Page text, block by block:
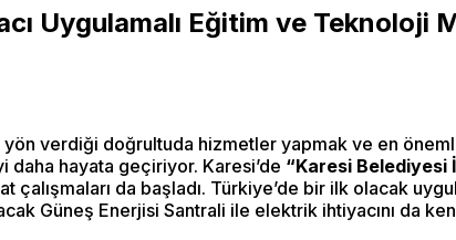
Uygulamalı Eğitim ve Teknoloji
verdiği doğrultuda hizmetler yapmak ve en
daha hayata geçiriyor. Karesi’de “Karesi Belediyesi
da başladı. Türkiye’de bir ilk olacak
Güneş Enerjisi Santrali ile elektrik ihtiyacını da